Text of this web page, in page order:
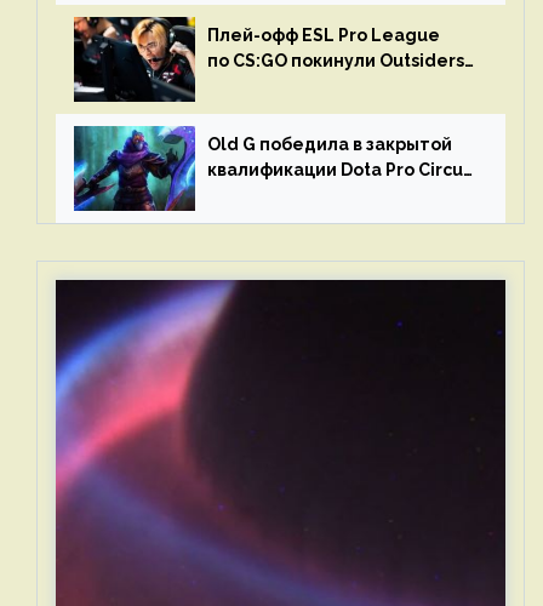
Плей-офф ESL Pro League
по CS:GO покинули Outsiders
Old G победила в закрытой
квалификации Dota Pro Circuit